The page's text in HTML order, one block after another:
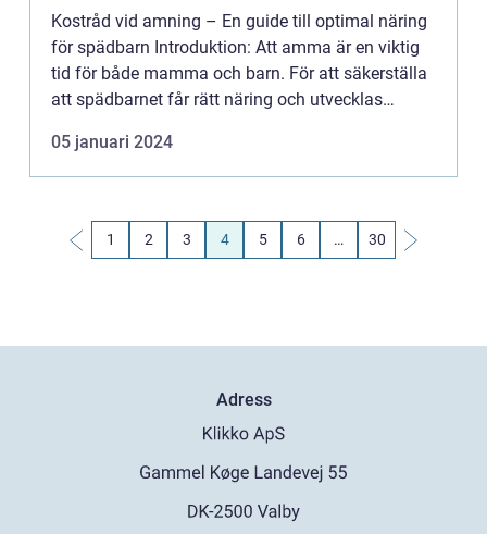
Kostråd vid amning – En guide till optimal näring
för spädbarn Introduktion: Att amma är en viktig
tid för både mamma och barn. För att säkerställa
att spädbarnet får rätt näring och utvecklas
rekommend...
05 januari 2024
1 2 3 4 5 6 … 30
Adress